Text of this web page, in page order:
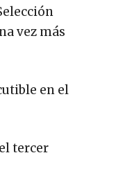
vez más
en el
tercer